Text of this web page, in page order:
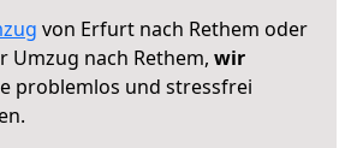
von Erfurt nach Rethem oder
Umzug nach Rethem, wir
problemlos und stressfrei